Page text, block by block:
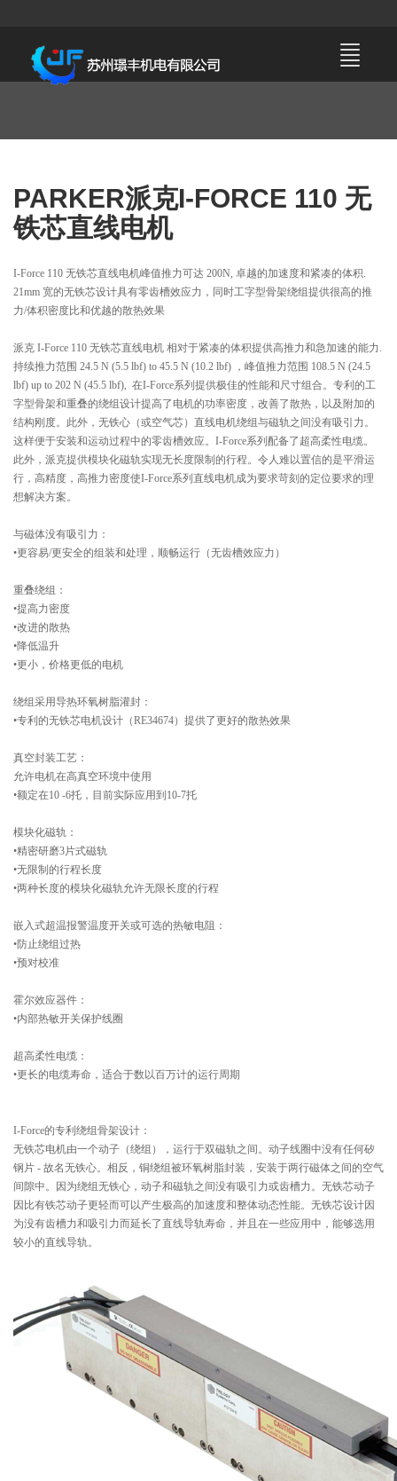
PARKER派克I-FORCE 110 无
铁芯直线电机
I-Force 110 无铁芯直线电机峰值推力可达 200N, 卓越的加速度和紧凑的体积.
21mm 宽的无铁芯设计具有零齿槽效应力，同时工字型骨架绕组提供很高的推
力/体积密度比和优越的散热效果
派克 I-Force 110 无铁芯直线电机 相对于紧凑的体积提供高推力和急加速的能力.
持续推力范围 24.5 N (5.5 lbf) to 45.5 N (10.2 lbf) ，峰值推力范围 108.5 N (24.5
lbf) up to 202 N (45.5 lbf), 在I-Force系列提供极佳的性能和尺寸组合。专利的工
字型骨架和重叠的绕组设计提高了电机的功率密度，改善了散热，以及附加的
结构刚度。此外，无铁心（或空气芯）直线电机绕组与磁轨之间没有吸引力。
这样便于安装和运动过程中的零齿槽效应。I-Force系列配备了超高柔性电缆。
此外，派克提供模块化磁轨实现无长度限制的行程。令人难以置信的是平滑运
行，高精度，高推力密度使I-Force系列直线电机成为要求苛刻的定位要求的理
想解决方案。
与磁体没有吸引力：
•更容易/更安全的组装和处理，顺畅运行（无齿槽效应力）
重叠绕组：
•提高力密度
•改进的散热
•降低温升
•更小，价格更低的电机
绕组采用导热环氧树脂灌封：
•专利的无铁芯电机设计（RE34674）提供了更好的散热效果
真空封装工艺：
允许电机在高真空环境中使用
•额定在10 -6托，目前实际应用到10-7托
模块化磁轨：
•精密研磨3片式磁轨
•无限制的行程长度
•两种长度的模块化磁轨允许无限长度的行程
嵌入式超温报警温度开关或可选的热敏电阻：
•防止绕组过热
•预对校准
霍尔效应器件：
•内部热敏开关保护线圈
超高柔性电缆：
•更长的电缆寿命，适合于数以百万计的运行周期
I-Force的专利绕组骨架设计：
无铁芯电机由一个动子（绕组），运行于双磁轨之间。动子线圈中没有任何矽
钢片 - 故名无铁心。相反，铜绕组被环氧树脂封装，安装于两行磁体之间的空气
间隙中。因为绕组无铁心，动子和磁轨之间没有吸引力或齿槽力。无铁芯动子
因比有铁芯动子更轻而可以产生极高的加速度和整体动态性能。无铁芯设计因
为没有齿槽力和吸引力而延长了直线导轨寿命，并且在一些应用中，能够选用
较小的直线导轨。